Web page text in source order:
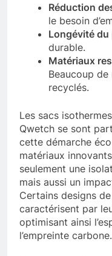
Réduction
le besoin
Longévité
durable.
Matériaux
Beaucoup
recyclés.
Les sacs
Qwetch se sont
cette démarche
matériaux
seulement une
mais aussi un
Certains designs
caractérisent par
optimisant ainsi
l’empreinte carbone.